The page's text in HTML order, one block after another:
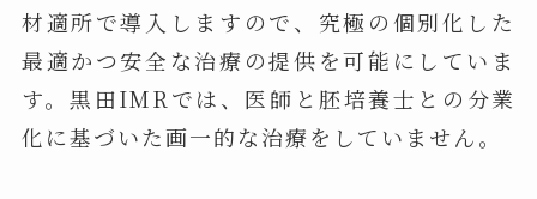
材適所で導入しますので、究極の個別化した
最適かつ安全な治療の提供を可能にしていま
す。黒田IMRでは、医師と胚培養士との分業
化に基づいた画一的な治療をしていません。